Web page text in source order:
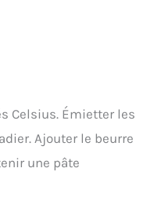
Celsius. Émietter les
Ajouter le beurre
une pâte